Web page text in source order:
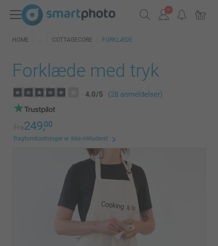
HOME COTTAGECORE FORKLÆDE
Forklæde med tryk
4.0/5 (28 anmeldelser)
Fra249,00
fragtomkostninger er ikke inkluderet